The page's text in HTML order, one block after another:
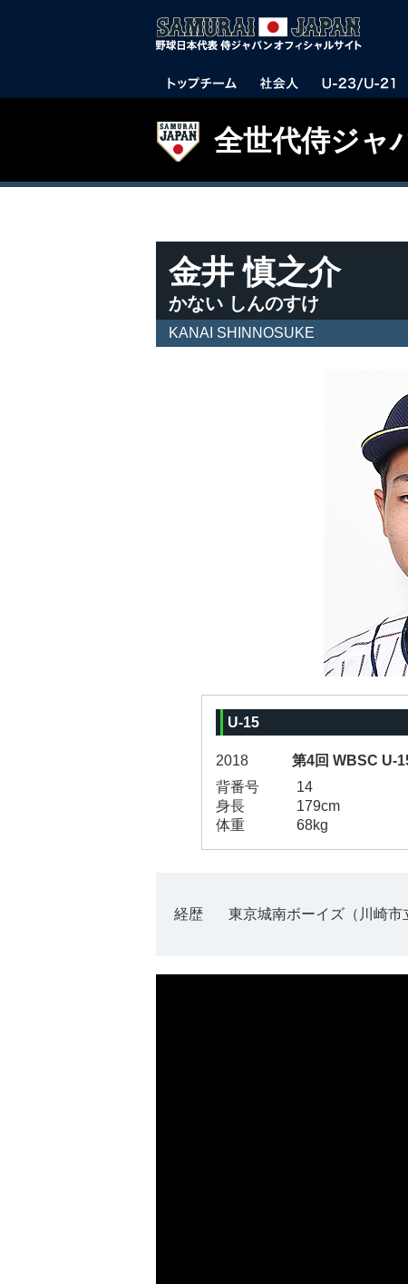
全世代侍ジャ
金井 慎之介
かない しんのすけ
KANAI SHINNOSUKE
U-15
2018
第4回 WBSC U-
背番号
14
身長
179cm
体重
68kg
経歴 東京城南ボーイズ（川崎市